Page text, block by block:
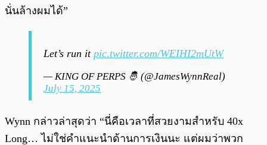
นั่นล้างผมได้”
Let’s run it pic.twitter.com/WEIHI2mUtW
— KING OF PERPS 🤴 (@JamesWynnReal)
July 15, 2025
Wynn กล่าวล่าสุดว่า “นี่คือเวลาที่สวยงามสำหรับ 40x
Long… ไม่ใช่คำแนะนำด้านการเงินนะ แต่ผมว่าพวก